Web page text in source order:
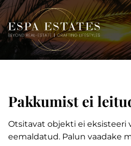
Skip
to
content
Pakkumist ei
Otsitavat objekti ei eksisteeri
eemaldatud. Palun vaadake